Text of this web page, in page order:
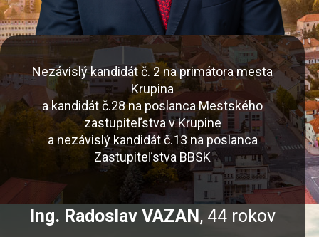
Nezávislý kandidát č. 2 na primátora mesta
Krupina
a kandidát č.28 na poslanca Mestského
zastupiteľstva v Krupine
a nezávislý kandidát č.13 na poslanca
Zastupiteľstva BBSK
Ing. Radoslav VAZAN , 44 rokov